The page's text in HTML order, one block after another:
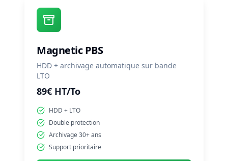
Magnetic PBS
HDD + archivage automatique sur bande
LTO
89€ HT/To
HDD + LTO
Double protection
Archivage 30+ ans
Support prioritaire